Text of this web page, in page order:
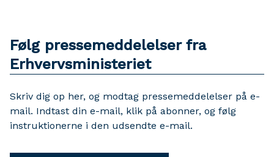
Følg pressemeddelelser fra
Erhvervsministeriet
Skriv dig op her, og modtag pressemeddelelser på e-
mail. Indtast din e-mail, klik på abonner, og følg
instruktionerne i den udsendte e-mail.